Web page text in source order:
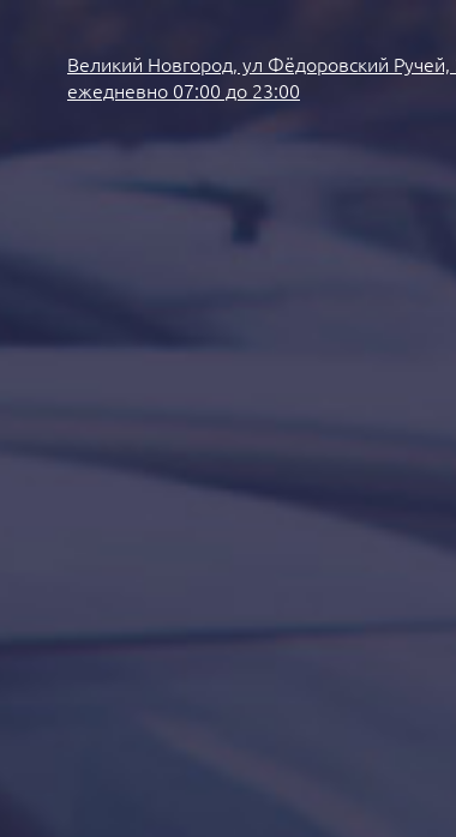
Великий Новгород, ул Фёдоровский Ручей,
ежедневно 07:00 до 23:00